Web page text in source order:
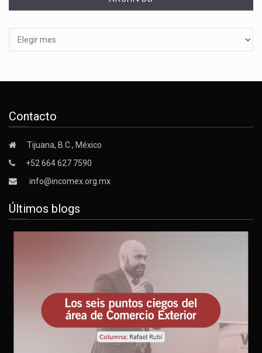
Contacto
Tijuana, B.C., México
+52 664 627 7590
info@incomex.org.mx
Últimos blogs